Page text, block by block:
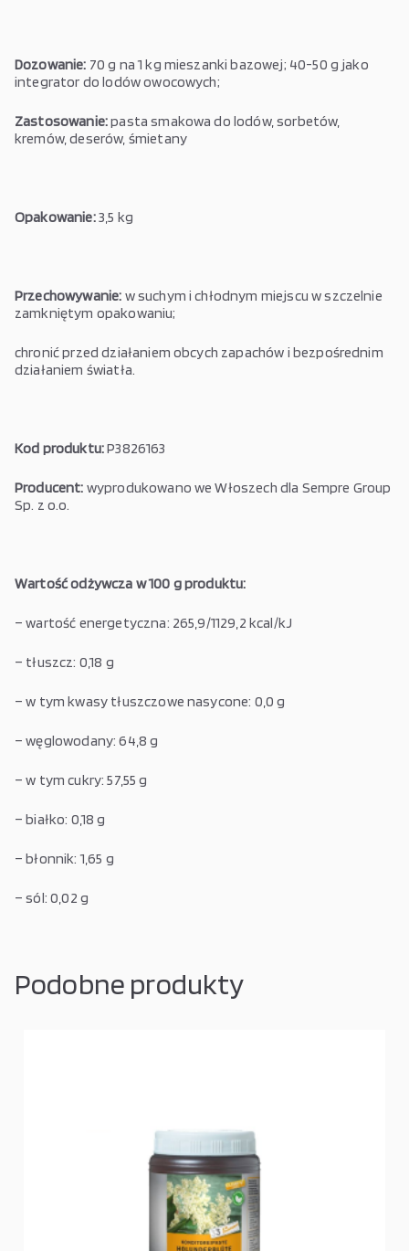
Dozowanie: 70 g na 1 kg mieszanki bazowej; 40-50 g jako
integrator do lodów owocowych;
Zastosowanie:pasta smakowa do lodów, sorbetów,
kremów, deserów, śmietany
Opakowanie:3,5 kg
Przechowywanie: w suchym i chłodnym miejscu w szczelnie
zamkniętym opakowaniu;
chronić przed działaniem obcych zapachów i bezpośrednim
działaniem światła.
Kod produktu:P3826163
Producent: wyprodukowano we Włoszech dla Sempre Group
Sp. z o.o.
Wartość odżywcza w 100 g produktu:
– wartość energetyczna: 265,9/1129,2 kcal/kJ
– tłuszcz: 0,18 g
– w tym kwasy tłuszczowe nasycone: 0,0 g
– węglowodany: 64,8 g
– w tym cukry: 57,55 g
– białko: 0,18 g
– błonnik: 1,65 g
– sól: 0,02 g
Podobne produkty